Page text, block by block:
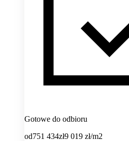
Gotowe do odbioru
od751 434zł9 019 zł/m2